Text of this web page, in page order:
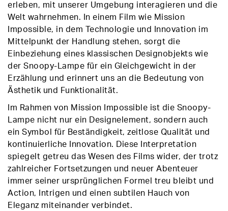
erleben, mit unserer Umgebung interagieren und die
Welt wahrnehmen. In einem Film wie Mission
Impossible, in dem Technologie und Innovation im
Mittelpunkt der Handlung stehen, sorgt die
Einbeziehung eines klassischen Designobjekts wie
der Snoopy-Lampe für ein Gleichgewicht in der
Erzählung und erinnert uns an die Bedeutung von
Ästhetik und Funktionalität.
Im Rahmen von Mission Impossible ist die Snoopy-
Lampe nicht nur ein Designelement, sondern auch
ein Symbol für Beständigkeit, zeitlose Qualität und
kontinuierliche Innovation. Diese Interpretation
spiegelt getreu das Wesen des Films wider, der trotz
zahlreicher Fortsetzungen und neuer Abenteuer
immer seiner ursprünglichen Formel treu bleibt und
Action, Intrigen und einen subtilen Hauch von
Eleganz miteinander verbindet.